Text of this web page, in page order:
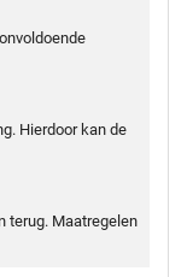
Hierdoor kan de
terug. Maatregelen